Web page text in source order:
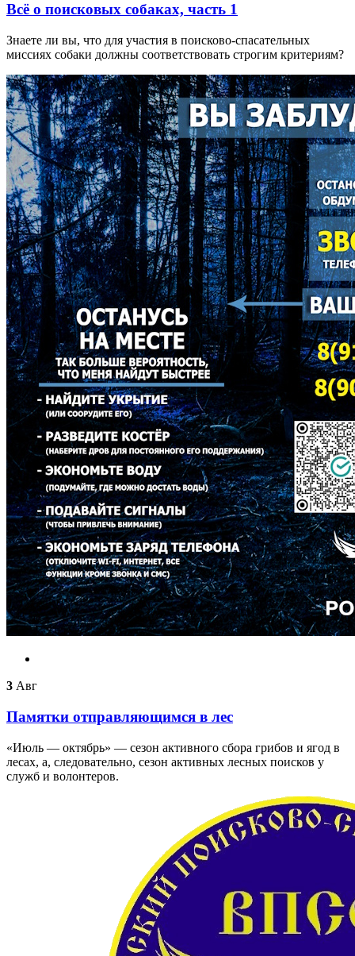
Всё о поисковых собаках, часть 1
Знаете ли вы, что для участия в поисково-спасательных
миссиях собаки должны соответствовать строгим критериям?
3 Авг
Памятки отправляющимся в лес
«Июль — октябрь» — сезон активного сбора грибов и ягод в
лесах, а, следовательно, сезон активных лесных поисков у
служб и волонтеров.